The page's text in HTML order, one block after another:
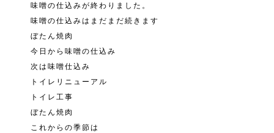
味噌の仕込みが終わりました。
味噌の仕込みはまだまだ続きます
ぼたん焼肉
今日から味噌の仕込み
次は味噌仕込み
トイレリニューアル
トイレ工事
ぼたん焼肉
これからの季節は